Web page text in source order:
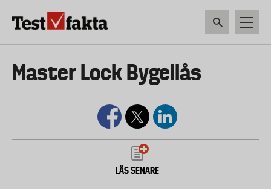
Huvudmeny
ny
VERKTYG &
Master Lock Bygellås
LÄS SENARE